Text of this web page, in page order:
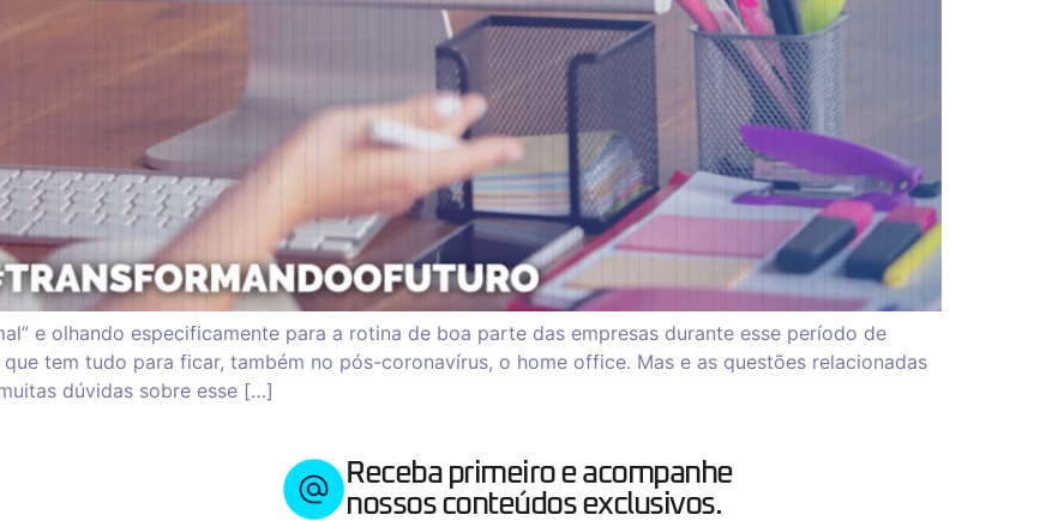
e olhando especificamente para a rotina de boa parte das empresas durante esse período de
tem tudo para ficar, também no pós-coronavírus, o home office. Mas e as questões relacionadas
dúvidas sobre esse […]
Receba primeiro e acompanhe
nossos conteúdos exclusivos.